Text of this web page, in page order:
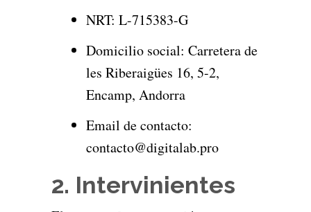
NRT: L-715383-G
Domicilio social: Carretera de
les Riberaigües 16, 5-2,
Encamp, Andorra
Email de contacto:
contacto@digitalab.pro
2. Intervinientes